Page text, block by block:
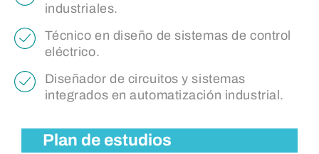
industriales.
Técnico en diseño de sistemas de control
eléctrico.
Diseñador de circuitos y sistemas
integrados en automatización industrial.
Plan de estudios